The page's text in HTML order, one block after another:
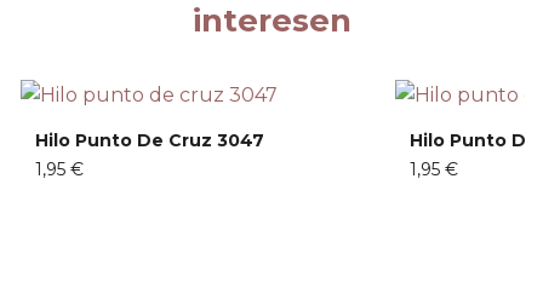
interesen
Hilo Punto De Cruz 3047
1,95 €
Hilo Punto De
1,95 €